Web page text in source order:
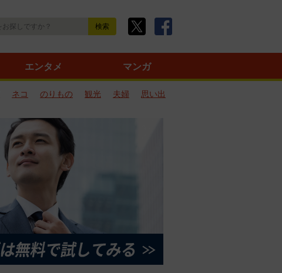
エンタメ マンガ
ネコ のりもの 観光 夫婦
思い出